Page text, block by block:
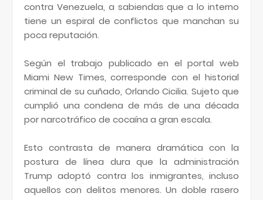
contra Venezuela, a sabiendas que a lo interno
tiene un espiral de conflictos que manchan su
poca reputación.
Según el trabajo publicado en el portal web
Miami New Times, corresponde con el historial
criminal de su cuñado, Orlando Cicilia. Sujeto que
cumplió una condena de más de una década
por narcotráfico de cocaína a gran escala.
Esto contrasta de manera dramática con la
postura de línea dura que la administración
Trump adoptó contra los inmigrantes, incluso
aquellos con delitos menores. Un doble rasero